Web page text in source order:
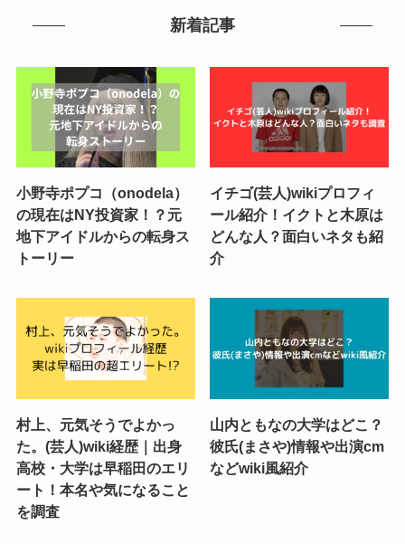
新着記事
小野寺ポプコ（onodela）
の現在はNY投資家！？元
地下アイドルからの転身ス
トーリー
イチゴ(芸人)wikiプロフィ
ール紹介！イクトと木原は
どんな人？面白いネタも紹
介
村上、元気そうでよかっ
た。(芸人)wiki経歴｜出身
高校・大学は早稲田のエリ
ート！本名や気になること
を調査
山内ともなの大学はどこ？
彼氏(まさや)情報や出演cm
などwiki風紹介